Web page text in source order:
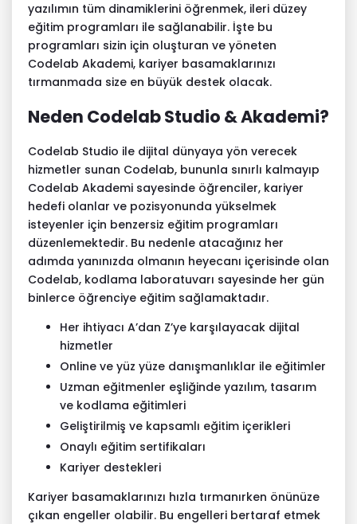
yazılımın tüm dinamiklerini öğrenmek, ileri düzey
eğitim programları ile sağlanabilir. İşte bu
programları sizin için oluşturan ve yöneten
Codelab Akademi, kariyer basamaklarınızı
tırmanmada size en büyük destek olacak.
Neden Codelab Studio & Akademi?
Codelab Studio ile dijital dünyaya yön verecek
hizmetler sunan Codelab, bununla sınırlı kalmayıp
Codelab Akademi sayesinde öğrenciler, kariyer
hedefi olanlar ve pozisyonunda yükselmek
isteyenler için benzersiz eğitim programları
düzenlemektedir. Bu nedenle atacağınız her
adımda yanınızda olmanın heyecanı içerisinde olan
Codelab, kodlama laboratuvarı sayesinde her gün
binlerce öğrenciye eğitim sağlamaktadır.
Her ihtiyacı A’dan Z’ye karşılayacak dijital
hizmetler
Online ve yüz yüze danışmanlıklar ile eğitimler
Uzman eğitmenler eşliğinde yazılım, tasarım
ve kodlama eğitimleri
Geliştirilmiş ve kapsamlı eğitim içerikleri
Onaylı eğitim sertifikaları
Kariyer destekleri
Kariyer basamaklarınızı hızla tırmanırken önünüze
çıkan engeller olabilir. Bu engelleri bertaraf etmek